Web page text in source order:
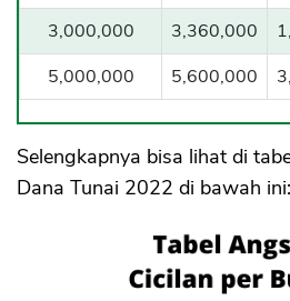
3,000,000
3,360,000
5,000,000
5,600,000
Selengkapnya bisa lihat di
Dana Tunai 2022 di bawah ini: